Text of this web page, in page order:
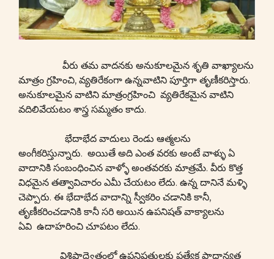
వీరు తమ వాదనకు అనుకూలమైన శృతి వాఖ్యాలను
మాత్రం గ్రహించి, వ్యతిరేకంగా ఉన్నవాటిని పూర్తిగా తృణీకరిస్తారు.
అనుకూలమైన వాటిని మాత్రంగ్రహించి వ్యతిరేకమైన వాటిని
వదిలివేయటం శాస్త్ర సమ్మతం కాదు.
భేదాభేద వాదులు రెండు ఆత్మలను
అంగీకరిస్తున్నారు. అయితే అది ఎంత వరకు అంటే వాళ్ళు ఏ
వాదానికి సంబంధించిన వాళ్ళో అంతవరకు మాత్రమే. వీరు కొత్త
విధమైన తత్వావిచారం ఎమీ చేయటం లేదు. ఉన్న దానినే మళ్ళి
చెప్పారు. ఈ భేదాభేద వాదాన్ని స్వీకరిం చడానికి కానీ,
తృణీకరించడానికి కానీ సరి అయిన ఉపనిషత్ వాక్యాలను
ఏవి ఉదాహరించి చూపటం లేదు.
విశిష్టాద్వైతంలో ఉపనిషత్తులకు ప్రత్యేక ప్రాధాన్యత